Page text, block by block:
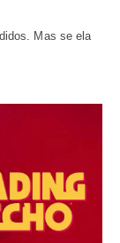
Mas se ela